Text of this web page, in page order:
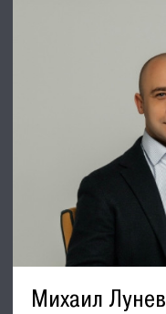
Михаил Лунев